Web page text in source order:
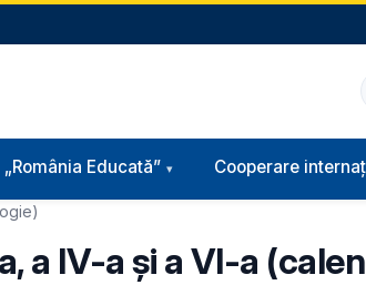
„România Educată” Cooperare
a IV-a și a VI-a